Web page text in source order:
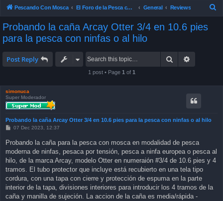
Pescando Con Mosca El Foro de la Pesca con Mosca en Chile General Reviews
Probando la caña Arcay Otter 3/4 en 10.6 pies
para la pesca con ninfas o al hilo
Post Reply Search
1 post • Page 1 of 1
simonuca
Super Moderador
Probando la caña Arcay Otter 3/4 en 10.6 pies para la pesca con ninfas o al hilo
P
t
07 Dec 2023, 12:37
Probando la caña para la pesca con mosca en modalidad de pesca
moderna de ninfas, pesaca por tensión, pesca a ninfa europea o pesca al
hilo, de la marca Arcay, modelo Otter en numeraión #3/4 de 10.6 pies y 4
tramos. El tubo protector que incluye está recubierto en una tela tipo
cordura, con una tapa con cierre y protección de espuma en la parte
interior de la tapa, divisiones interiores para introducir los 4 tramos de la
caña y manilla de sujeción. La accion de la caña es media/rápida -